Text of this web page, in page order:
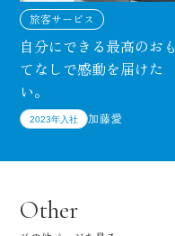
旅客サービス
自分にできる最高のおも
てなしで感動を届けた
い。
2023年入社 加藤愛
Other